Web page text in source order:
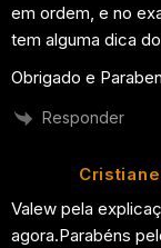
em ordem, e no
tem alguma dica
Obrigado e
Responder
Valew pela
agora.Parabéns